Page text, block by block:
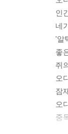
인
네
'알
좋
쥐
오
잠
오
중